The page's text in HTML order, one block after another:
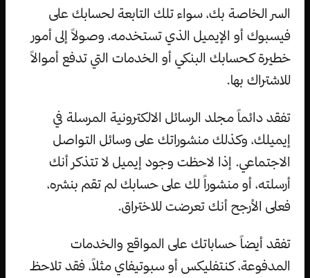
السر الخاصة بك، سواء تلك التابعة لحسابك على
فيسبوك أو الإيميل الذي تستخدمه، وصولاً إلى أمور
خطيرة كحسابك البنكي أو الخدمات التي تدفع أموالاً
للاشتراك بها.
تفقد دائماً مجلد الرسائل الالكترونية المرسلة في
إيميلك، وكذلك منشوراتك على وسائل التواصل
الاجتماعي. إذا لاحظت وجود إيميل لا تتذكر أنك
أرسلته، أو منشوراً لك على حسابك لم تقم بنشره،
فعلى الأرجح أنك تعرضت للاختراق.
تفقد أيضاً حساباتك على المواقع والخدمات
المدفوعة، كنتفليكس أو سبوتيفاي مثلاً، فقد تلاحظ